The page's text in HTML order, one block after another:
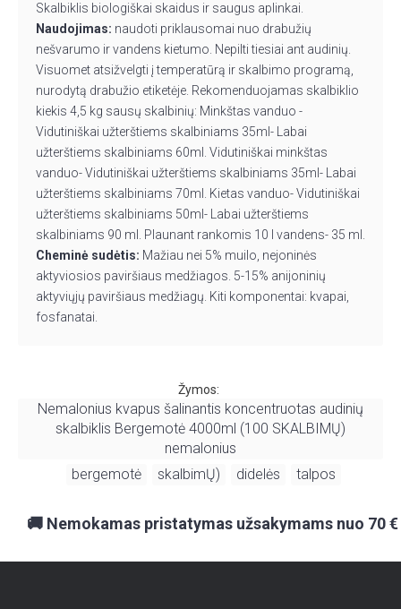
Skalbiklis biologiškai skaidus ir saugus aplinkai.
Naudojimas: naudoti priklausomai nuo drabužių
nešvarumo ir vandens kietumo. Nepilti tiesiai ant audinių.
Visuomet atsižvelgti į temperatūrą ir skalbimo programą,
nurodytą drabužio etiketėje. Rekomenduojamas skalbiklio
kiekis 4,5 kg sausų skalbinių: Minkštas vanduo -
Vidutiniškai užterštiems skalbiniams 35ml- Labai
užterštiems skalbiniams 60ml. Vidutiniškai minkštas
vanduo- Vidutiniškai užterštiems skalbiniams 35ml- Labai
užterštiems skalbiniams 70ml. Kietas vanduo- Vidutiniškai
užterštiems skalbiniams 50ml- Labai užterštiems
skalbiniams 90 ml. Plaunant rankomis 10 l vandens- 35 ml.
Cheminė sudėtis: Mažiau nei 5% muilo, nejoninės
aktyviosios paviršiaus medžiagos. 5-15% anijoninių
aktyviųjų paviršiaus medžiagų. Kiti komponentai: kvapai,
fosfanatai.
Žymos:
Nemalonius kvapus šalinantis koncentruotas audinių
skalbiklis Bergemotė 4000ml (100 SKALBIMŲ)
nemalonius
bergemotė skalbimŲ) didelės talpos
🚚 Nemokamas pristatymas užsakymams nuo 70 €